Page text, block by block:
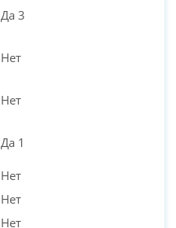
Да 3
Нет
Нет
Да 1
Нет
Нет
Нет